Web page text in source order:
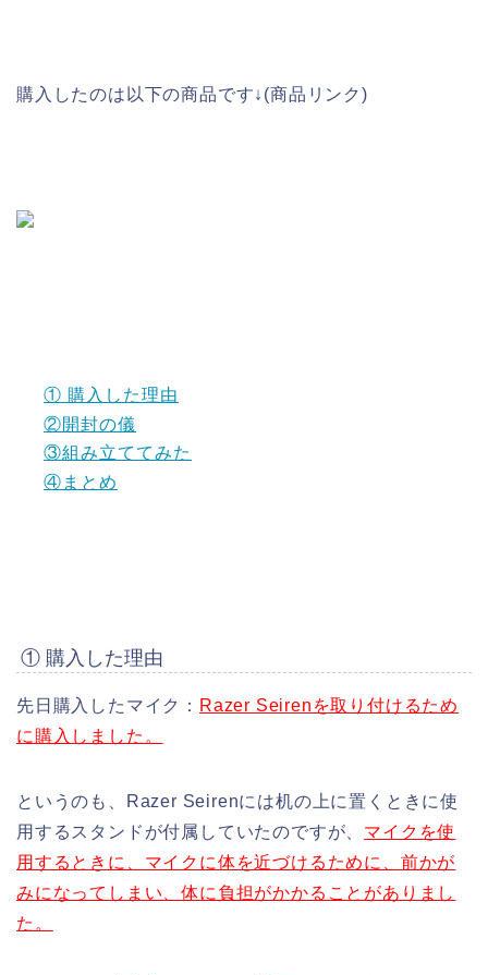
購入したのは以下の商品です↓(商品リンク)
① 購入した理由
②開封の儀
③組み立ててみた
④まとめ
① 購入した理由
先日購入したマイク： Razer Seirenを取り付けるため
に購入しました。
というのも、Razer Seirenには机の上に置くときに使
用するスタンドが付属していたのですが、 マイクを使
用するときに、マイクに体を近づけるために、前かが
みになってしまい、体に負担がかかることがありまし
た。